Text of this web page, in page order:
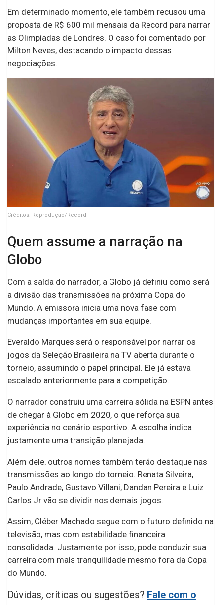
Em determinado momento, ele também recusou uma
proposta de R$ 600 mil mensais da Record para narrar
as Olimpíadas de Londres. O caso foi comentado por
Milton Neves, destacando o impacto dessas
negociações.
Créditos: Reprodução/Record
Quem assume a narração na
Globo
Com a saída do narrador, a Globo já definiu como será
a divisão das transmissões na próxima Copa do
Mundo. A emissora inicia uma nova fase com
mudanças importantes em sua equipe.
Everaldo Marques será o responsável por narrar os
jogos da Seleção Brasileira na TV aberta durante o
torneio, assumindo o papel principal. Ele já estava
escalado anteriormente para a competição.
O narrador construiu uma carreira sólida na ESPN antes
de chegar à Globo em 2020, o que reforça sua
experiência no cenário esportivo. A escolha indica
justamente uma transição planejada.
Além dele, outros nomes também terão destaque nas
transmissões ao longo do torneio. Renata Silveira,
Paulo Andrade, Gustavo Villani, Dandan Pereira e Luiz
Carlos Jr vão se dividir nos demais jogos.
Assim, Cléber Machado segue com o futuro definido na
televisão, mas com estabilidade financeira
consolidada. Justamente por isso, pode conduzir sua
carreira com mais tranquilidade mesmo fora da Copa
do Mundo.
Dúvidas, críticas ou sugestões? Fale com o